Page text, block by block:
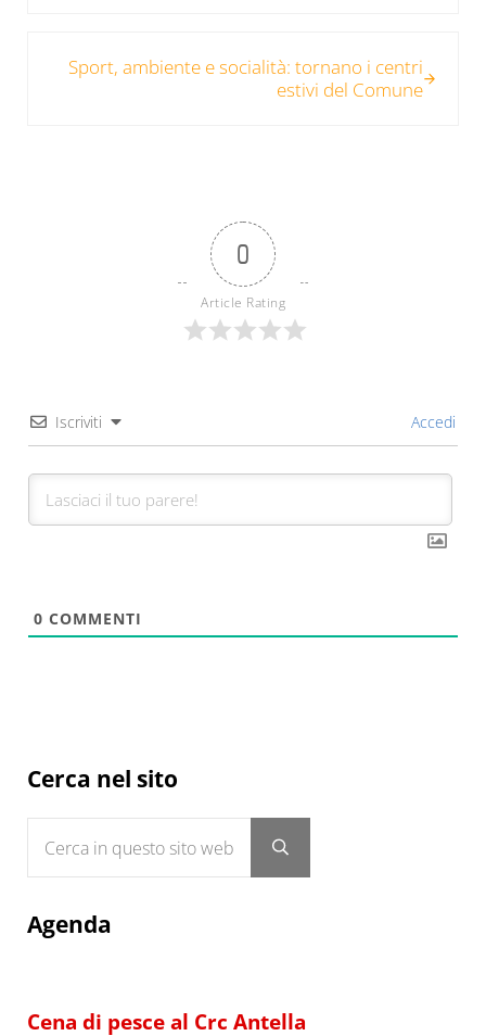
Sport, ambiente e socialità: tornano i centri
estivi del Comune
0
Article Rating
Iscriviti Accedi
0 COMMENTI
Sidebar
Cerca nel sito
Submit search
Agenda
Cena di pesce al Crc Antella